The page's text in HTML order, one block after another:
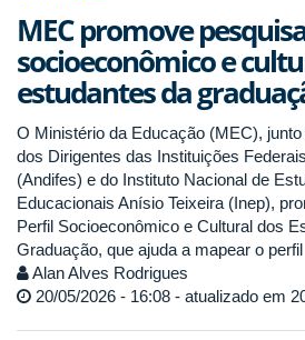
MEC promove
socioeconômico e
estudantes da
O Ministério da Educação (MEC),
dos Dirigentes das Instituições
(Andifes) e do Instituto Nacional de
Educacionais Anísio Teixeira (Inep),
Perfil Socioeconômico e Cultural dos
Graduação, que ajuda a mapear o perfil
Alan Alves Rodrigues
20/05/2026 - 16:08 - atualizado em